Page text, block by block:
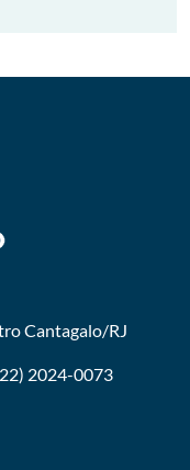
Cantagalo/RJ
2024-0073